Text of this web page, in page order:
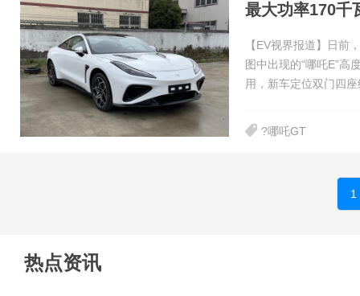
最大功率170千
【EV视界报道】日前
图中出现的“哪吒E”高
用，新车定位双门四
?哪吒GT
1
热点资讯